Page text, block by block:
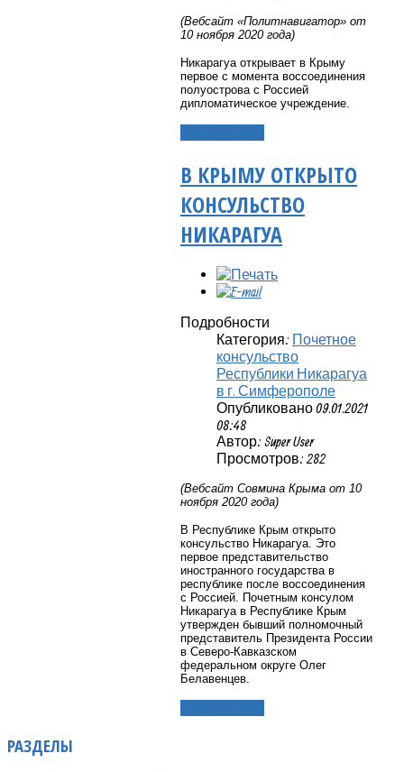
(Вебсайт «Политнавигатор» от
10 ноября 2020 года)
Никарагуа открывает в Крыму
первое с момента воссоединения
полуострова с Россией
дипломатическое учреждение.
В КРЫМУ ОТКРЫТО
КОНСУЛЬСТВО
НИКАРАГУА
Подробности
Категория: Почетное
консульство
Республики Никарагуа
в г. Симферополе
Опубликовано 09.01.2021
08:48
Автор: Super User
Просмотров: 282
(Вебсайт Совмина Крыма от 10
ноября 2020 года)
В Республике Крым открыто
консульство Никарагуа. Это
первое представительство
иностранного государства в
республике после воссоединения
с Россией. Почетным консулом
Никарагуа в Республике Крым
утвержден бывший полномочный
представитель Президента России
в Северо-Кавказском
федеральном округе Олег
Белавенцев.
РАЗДЕЛЫ